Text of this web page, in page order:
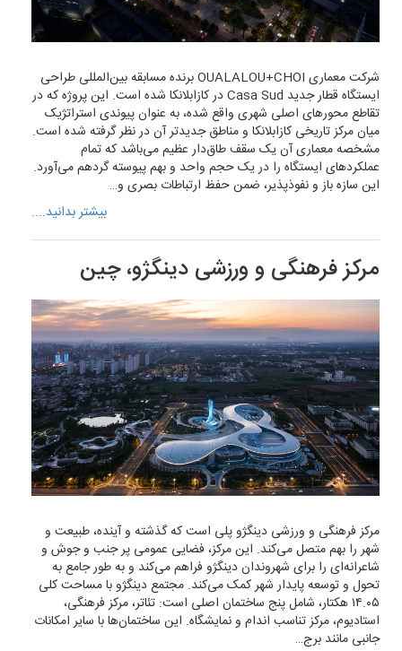
شرکت معماری OUALALOU+CHOI برنده مسابقه بین‌المللی طراحی
ایستگاه قطار جدید Casa Sud در کازابلانکا شده است. این پروژه که در
تقاطع محورهای اصلی شهری واقع شده، به عنوان پیوندی استراتژیک
میان مرکز تاریخی کازابلانکا و مناطق جدیدتر آن در نظر گرفته شده است.
مشخصه معماری آن یک سقف طاق‌دار عظیم می‌باشد که تمام
عملکردهای ایستگاه را در یک حجم واحد و بهم پیوسته گردهم می‌آورد.
این سازه باز و نفوذپذیر، ضمن حفظ ارتباطات بصری و…
بیشتر بدانید....
مرکز فرهنگی و ورزشی دینگژو، چین
مرکز فرهنگی و ورزشی دینگژو پلی است که گذشته و آینده، طبیعت و
شهر را بهم متصل می‌کند. این مرکز، فضایی عمومی پر جنب و جوش و
شاعرانه‌ای را برای شهروندان دینگژو فراهم می‌کند و به طور جامع به
تحول و توسعه پایدار شهر کمک می‌کند. مجتمع دینگژو با مساحت کلی
۱۴.۰۵ هکتار، شامل پنج ساختمان اصلی است: تئاتر، مرکز فرهنگی،
استادیوم، مرکز تناسب اندام و نمایشگاه. این ساختمان‌ها با سایر امکانات
جانبی مانند برج…